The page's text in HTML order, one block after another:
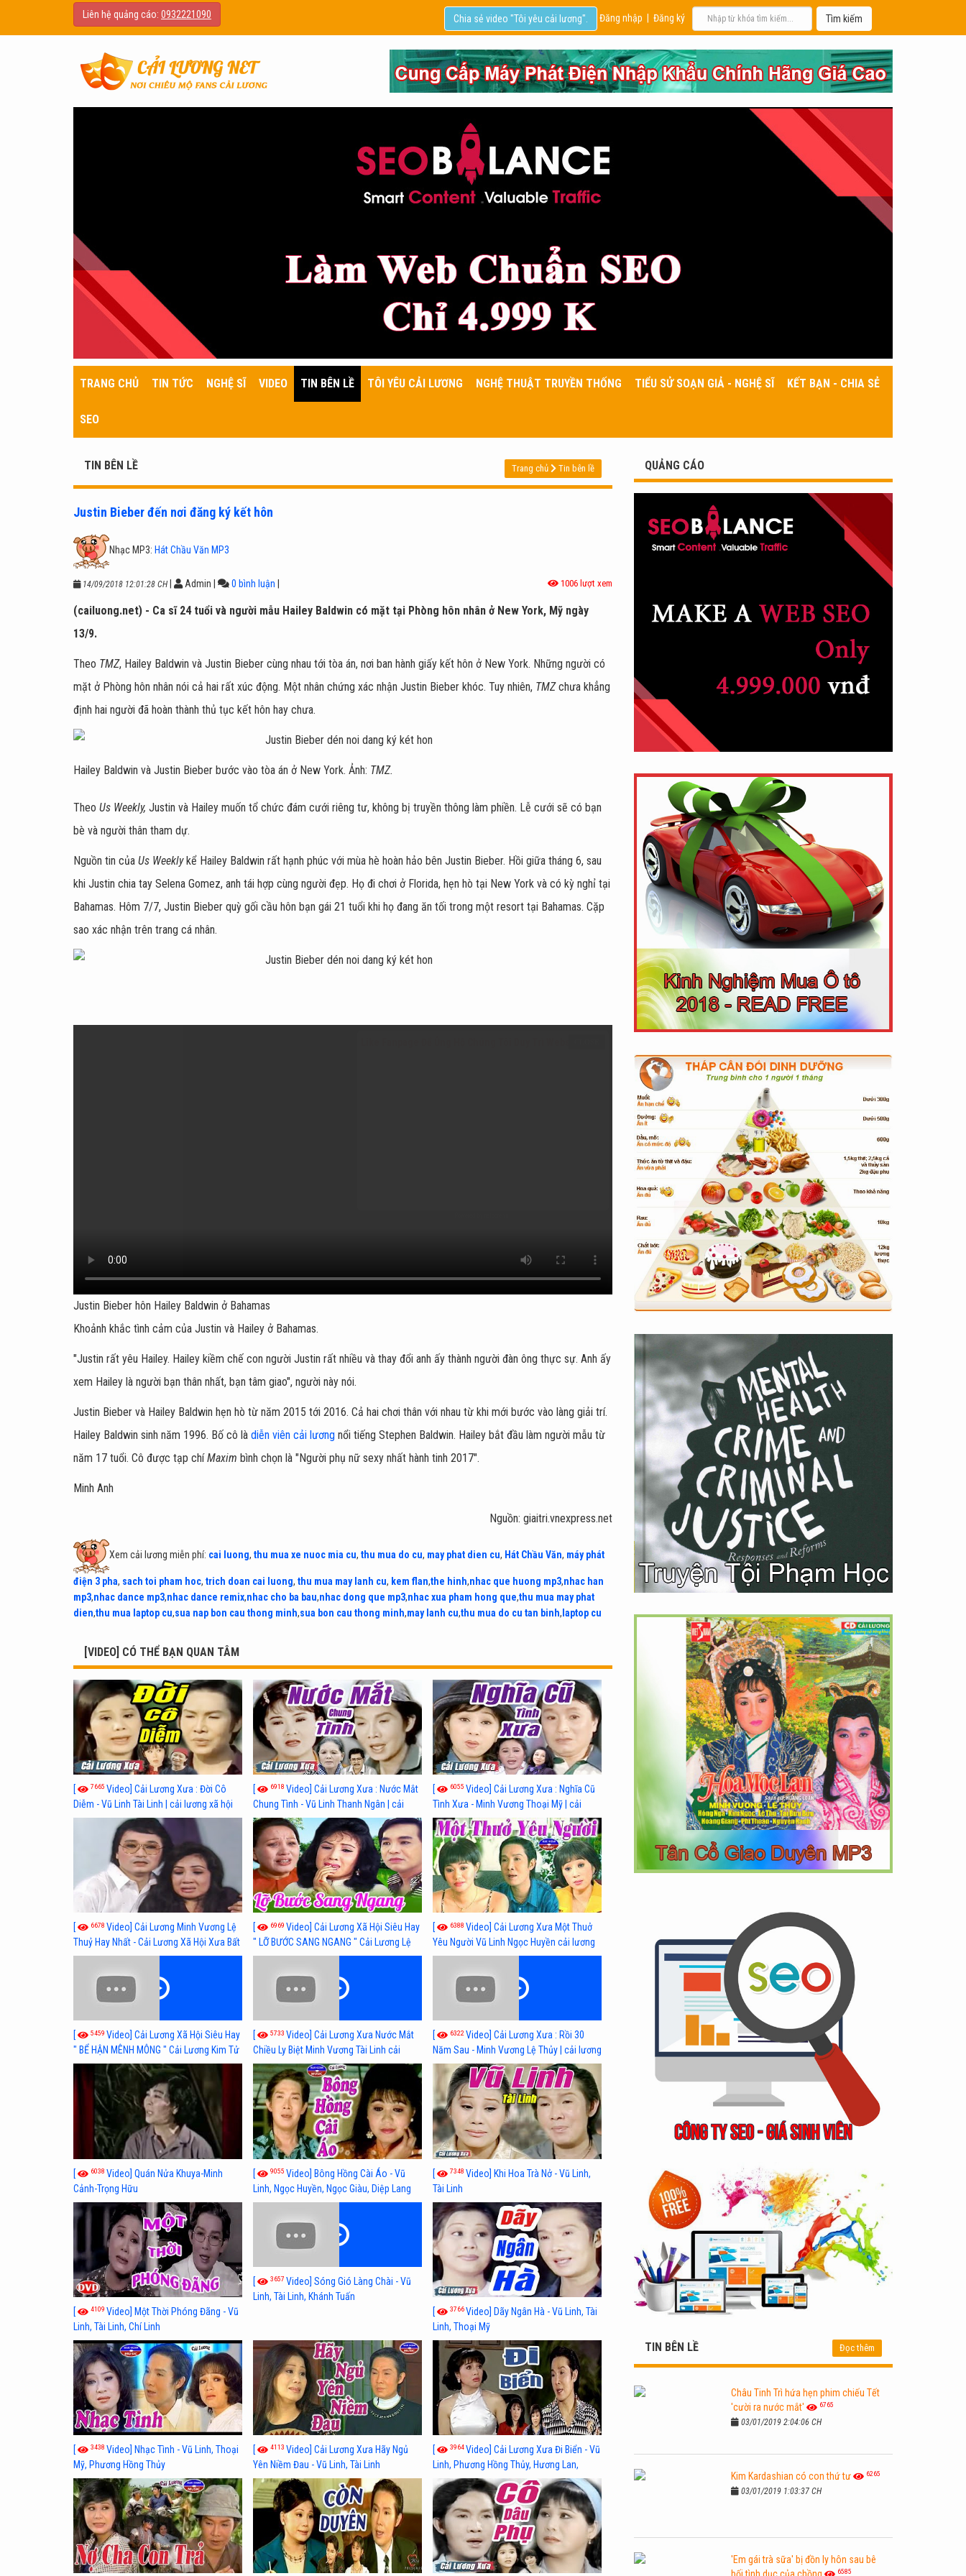
Liên hệ quảng cáo: 0932221090 Đăng nhập Đăng ký
Chia sẻ video "Tôi yêu cải lương".
TRANG CHỦ TIN TỨC NGHỆ SĨ VIDEO TIN BÊN LỀ TÔI YÊU CẢI LƯƠNG NGHỆ THUẬT TRUYỀN THỐNG TIỂU SỬ SOẠN GIẢ - NGHỆ SĨ KẾT BẠN - CHIA SẺ
SEO
TIN BÊN LỀ Trang chủ Tin bên lề
Justin Bieber đến nơi đăng ký kết hôn
Nhạc MP3: Hát Chầu Văn MP3
14/09/2018 12:01:28 CH Admin 0 bình luận 1006 lượt xem
(cailuong.net) - Ca sĩ 24 tuổi và người mẫu Hailey Baldwin có mặt tại Phòng hôn nhân ở New York, Mỹ ngày
13/9.
Theo TMZ, Hailey Baldwin và Justin Bieber cùng nhau tới tòa án, nơi ban hành giấy kết hôn ở New York. Những người có
mặt ở Phòng hôn nhân nói cả hai rất xúc động. Một nhân chứng xác nhận Justin Bieber khóc. Tuy nhiên, TMZchưa khẳng
định hai người đã hoàn thành thủ tục kết hôn hay chưa.
Hailey Baldwin và Justin Bieber bước vào tòa án ở New York. Ảnh: TMZ.
Theo Us Weekly, Justin và Hailey muốn tổ chức đám cưới riêng tư, không bị truyền thông làm phiền. Lễ cưới sẽ có bạn
bè và người thân tham dự.
Nguồn tin của Us Weeklykể Hailey Baldwin rất hạnh phúc với mùa hè hoàn hảo bên Justin Bieber. Hồi giữa tháng 6, sau
khi Justin chia tay Selena Gomez, anh tái hợp cùng người đẹp. Họ đi chơi ở Florida, hẹn hò tại New York và có kỳ nghỉ tại
Bahamas. Hôm 7/7, Justin Bieber quỳ gối cầu hôn bạn gái 21 tuổi khi họ đang ăn tối trong một resort tại Bahamas. Cặp
sao xác nhận trên trang cá nhân.
Justin Bieber hôn Hailey Baldwin ở Bahamas
Khoảnh khắc tình cảm của Justin và Hailey ở Bahamas.
"Justin rất yêu Hailey. Hailey kiềm chế con người Justin rất nhiều và thay đổi anh ấy thành người đàn ông thực sự. Anh ấy
xem Hailey là người bạn thân nhất, bạn tâm giao", người này nói.
Justin Bieber và Hailey Baldwin hẹn hò từ năm 2015 tới 2016. Cả hai chơi thân với nhau từ khi mới bước vào làng giải trí.
Hailey Baldwin sinh năm 1996. Bố cô là diễn viên cải lương nổi tiếng Stephen Baldwin. Hailey bắt đầu làm người mẫu từ
năm 17 tuổi. Cô được tạp chíMaxim bình chọn là "Người phụ nữ sexy nhất hành tinh 2017".
Minh Anh
Nguồn: giaitri.vnexpress.net
Xem cải lương miễn phí: cai luong, thu mua xe nuoc mia cu, thu mua do cu, may phat dien cu, Hát Chầu Văn, máy phát
điện 3 pha, sach toi pham hoc, trich doan cai luong, thu mua may lanh cu, kem flan,the hinh,nhac que huong mp3,nhac han
mp3,nhac dance mp3,nhac dance remix,nhac cho ba bau,nhac dong que mp3,nhac xua pham hong que,thu mua may phat
dien,thu mua laptop cu,sua nap bon cau thong minh,sua bon cau thong minh,may lanh cu,thu mua do cu tan binh, laptop cu
[VIDEO] CÓ THỂ BẠN QUAN TÂM
[ 7665 Video] Cải Lương Xưa : Đời Cô
Diễm - Vũ Linh Tài Linh | cải lương xã hội
hay nhất
[ 6918 Video] Cải Lương Xưa : Nước Mắt
Chung Tình - Vũ Linh Thanh Ngân | cải
lương xã hội hay nhất
[ 6055 Video] Cải Lương Xưa : Nghĩa Cũ
Tình Xưa - Minh Vương Thoại Mỹ | cải
lương xã hội hay nhất
[ 6678 Video] Cải Lương Minh Vương Lệ
Thuỷ Hay Nhất - Cải Lương Xã Hội Xưa Bất
Hủ
[ 6969 Video] Cải Lương Xã Hội Siêu Hay
" LỠ BƯỚC SANG NGANG " Cải Lương Lệ
Thuỷ, Thanh Tuấn, Hồng Nga
[ 6388 Video] Cải Lương Xưa Một Thuở
Yêu Người Vũ Linh Ngọc Huyền cải lương
xã hội hay nhất
[ 5459 Video] Cải Lương Xã Hội Siêu Hay
" BỂ HẬN MÊNH MÔNG " Cải Lương Kim Tử
Long, Thanh Ngân Hay Nhất
[ 5733 Video] Cải Lương Xưa Nước Mắt
Chiều Ly Biệt Minh Vương Tài Linh cải
lương xã hội hay nhất
[ 6322 Video] Cải Lương Xưa : Rồi 30
Năm Sau - Minh Vương Lệ Thủy | cải lương
xã hội hay nhất
[ 6038 Video] Quán Nửa Khuya-Minh
Cảnh-Trọng Hữu
[ 9055 Video] Bông Hồng Cài Áo - Vũ
Linh, Ngọc Huyền, Ngọc Giàu, Diệp Lang
[ 7348 Video] Khi Hoa Trà Nở - Vũ Linh,
Tài Linh
[ 4109 Video] Một Thời Phóng Đãng - Vũ
Linh, Tài Linh, Chí Linh
[ 3657 Video] Sóng Gió Làng Chài - Vũ
Linh, Tài Linh, Khánh Tuấn
[
3766Video] Dãy Ngân Hà - Vũ Linh, Tài
Linh, Thoại Mỹ
[ 3438 Video] Nhạc Tình - Vũ Linh, Thoại
Mỹ, Phương Hồng Thủy
[ 4113 Video] Cải Lương Xưa Hãy Ngủ
Yên Niềm Đau - Vũ Linh, Tài Linh
[ 3964Video] Cải Lương Xưa Đi Biển - Vũ
Linh, Phương Hồng Thủy, Hương Lan,
Thanh Hằng
QUẢNG CÁO
TIN BÊN LỀ Đọc thêm
Châu Tinh Trì hứa hẹn phim chiếu Tết
'cười ra nước mắt'
6765
03/01/2019 2:04:06 CH
Kim Kardashian có con thứ tư 6265
03/01/2019 1:03:37 CH
'Em gái trà sữa' bị đồn ly hôn sau bê
6585